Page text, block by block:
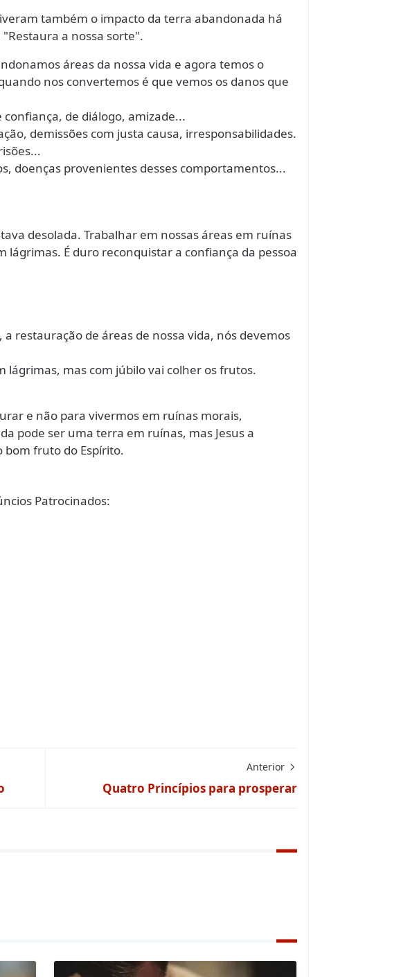
também o impacto da terra abandonada há
a nossa sorte".
áreas da nossa vida e agora temos o
nos convertemos é que vemos os danos que
de diálogo, amizade...
demissões com justa causa, irresponsabilidades.
doenças provenientes desses comportamentos...
desolada. Trabalhar em nossas áreas em ruínas
lágrimas. É duro reconquistar a confiança da pessoa
restauração de áreas de nossa vida, nós devemos
lágrimas, mas com júbilo vai colher os frutos.
e não para vivermos em ruínas morais,
pode ser uma terra em ruínas, mas Jesus a
fruto do Espírito.
Patrocinados:
Anterior
Quatro Princípios para prosperar